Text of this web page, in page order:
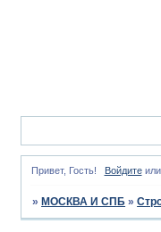
Привет, Гость! Войдитеили
» МОСКВА И СПБ »